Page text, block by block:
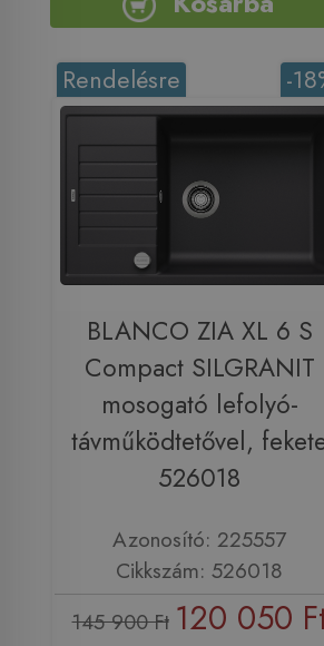
-
Rendelésre
BLANCO ZIA XL 6 S
Compact SILGRANIT
mosogató lefolyó-
távműködtetővel,
526018
Azonosító: 225557
Cikkszám: 526018
145 900 Ft 120 050